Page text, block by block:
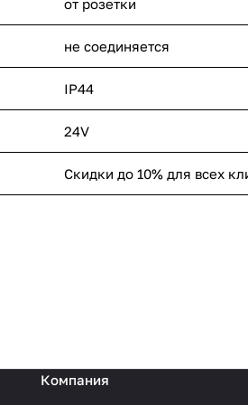
от розетки
не соединяется
IP44
24V
Скидки до 10% для всех
Компания